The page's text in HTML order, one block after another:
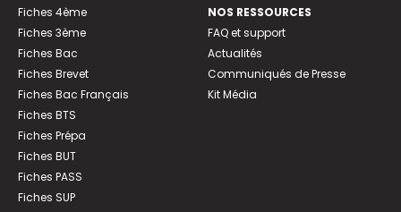
Fiches 4ème
Fiches 3ème
Fiches Bac
Fiches Brevet
Fiches Bac Français
Fiches BTS
Fiches Prépa
Fiches BUT
Fiches PASS
Fiches SUP
NOS RESSOURCES
FAQ et support
Actualités
Communiqués de Presse
Kit Média